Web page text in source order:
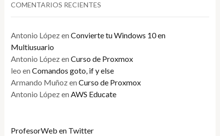
COMENTARIOS RECIENTES
Antonio LópezenConvierte tu Windows 10 en
Multiusuario
Antonio LópezenCurso de Proxmox
leo enComandos goto, if y else
Armando MuñozenCurso de Proxmox
Antonio LópezenAWS Educate
ProfesorWeb en Twitter